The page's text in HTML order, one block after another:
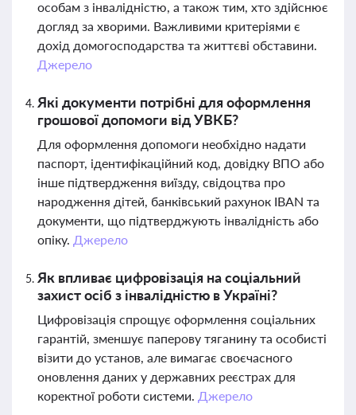
особам з інвалідністю, а також тим, хто здійснює
догляд за хворими. Важливими критеріями є
дохід домогосподарства та життєві обставини.
Джерело
Які документи потрібні для оформлення
грошової допомоги від УВКБ?
Для оформлення допомоги необхідно надати
паспорт, ідентифікаційний код, довідку ВПО або
інше підтвердження виїзду, свідоцтва про
народження дітей, банківський рахунок IBAN та
документи, що підтверджують інвалідність або
опіку. Джерело
Як впливає цифровізація на соціальний
захист осіб з інвалідністю в Україні?
Цифровізація спрощує оформлення соціальних
гарантій, зменшує паперову тяганину та особисті
візити до установ, але вимагає своєчасного
оновлення даних у державних реєстрах для
коректної роботи системи. Джерело